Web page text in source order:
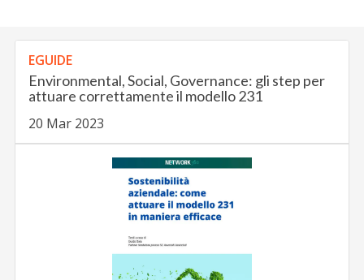
EGUIDE
Environmental, Social, Governance: gli step per
attuare correttamente il modello 231
20 Mar 2023